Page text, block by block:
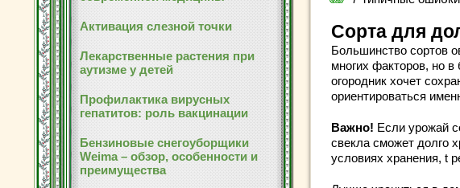
Активация слезной точки
Лекарственные растения при
аутизме у детей
Профилактика вирусных
гепатитов: роль вакцинации
Бензиновые снегоуборщики
Weima – обзор, особенности и
преимущества
Сорта для
Большинство сортов
многих факторов, но
огородник хочет
ориентироваться
Важно! Если урожай
свекла сможет долго
условиях хранения, t